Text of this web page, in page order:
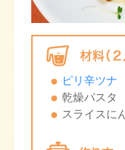
ピリ辛ツナ
乾燥パスタ
スライスに